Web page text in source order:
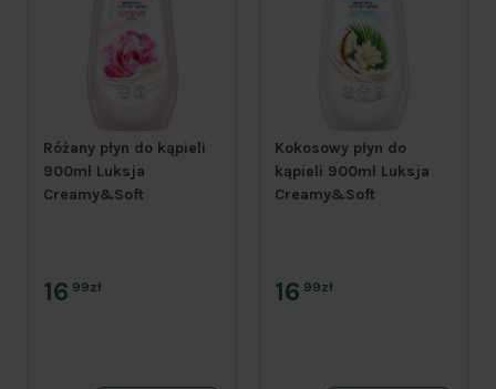
Różany płyn do kąpieli
900ml Luksja
Creamy&Soft
16 99zł
Kokosowy płyn do
kąpieli 900ml Luksja
Creamy&Soft
16 99zł